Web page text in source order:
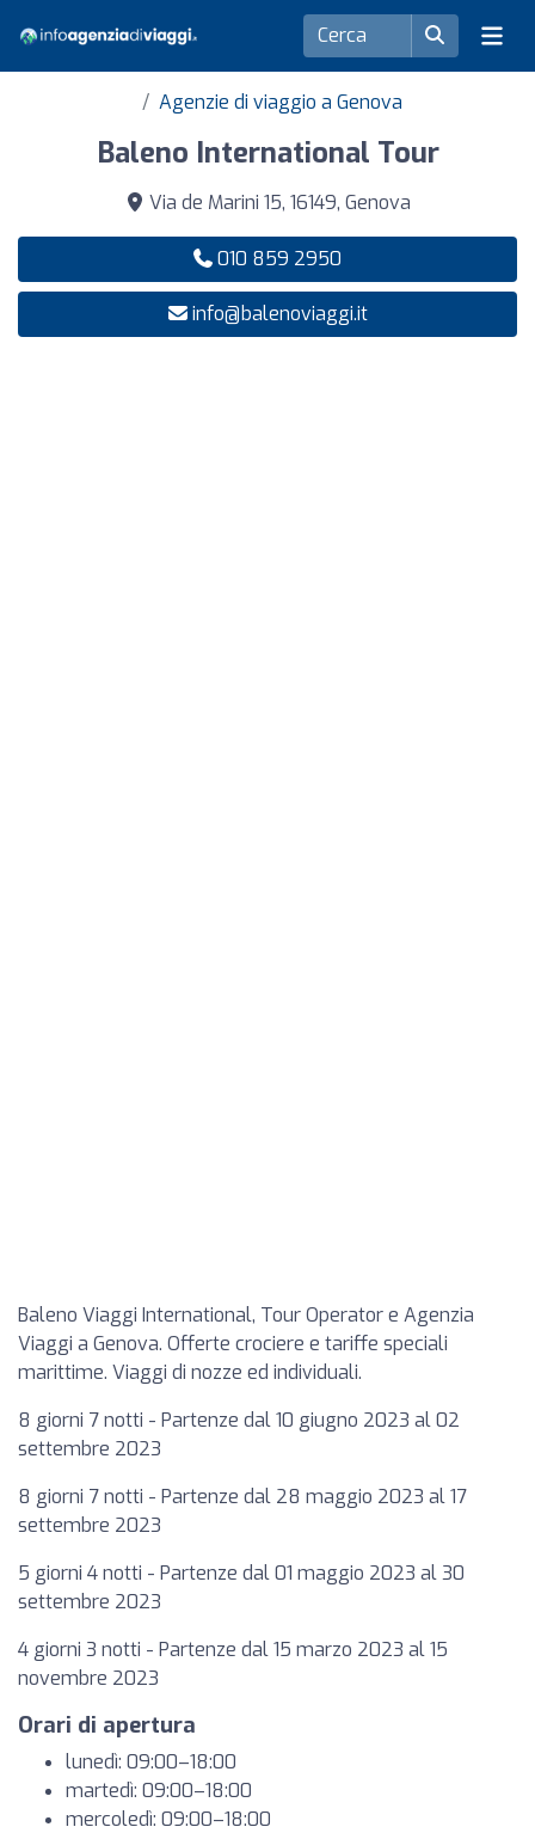
Agenzie di viaggio a Genova
Baleno International Tour
Via de Marini 15, 16149, Genova
010 859 2950
info@balenoviaggi.it
Baleno Viaggi International, Tour Operator e Agenzia
Viaggi a Genova. Offerte crociere e tariffe speciali
marittime. Viaggi di nozze ed individuali.
8 giorni 7 notti - Partenze dal 10 giugno 2023 al 02
settembre 2023
8 giorni 7 notti - Partenze dal 28 maggio 2023 al 17
settembre 2023
5 giorni 4 notti - Partenze dal 01 maggio 2023 al 30
settembre 2023
4 giorni 3 notti - Partenze dal 15 marzo 2023 al 15
novembre 2023
Orari di apertura
lunedì: 09:00–18:00
martedì: 09:00–18:00
mercoledì: 09:00–18:00